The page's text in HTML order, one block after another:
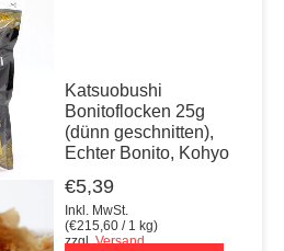
Katsuobushi
Bonitoflocken 25g
(dünn geschnitten),
Echter Bonito, Kohyo
€5,39
Inkl. MwSt.
(€215,60 / 1 kg)
zzgl.Versand